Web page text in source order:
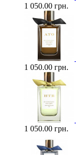
1 050.00 грн.
1 050.00 грн.
1 050.00 грн.